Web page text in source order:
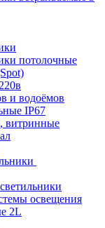
потолочные
и водоёмов
IP67
витринные
освещения
2L